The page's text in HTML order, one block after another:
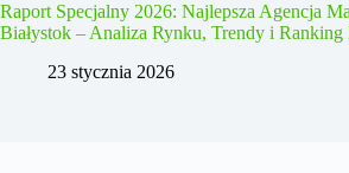
Raport Specjalny 2026: Najlepsza Agencja
Białystok – Analiza Rynku, Trendy i
23 stycznia 2026